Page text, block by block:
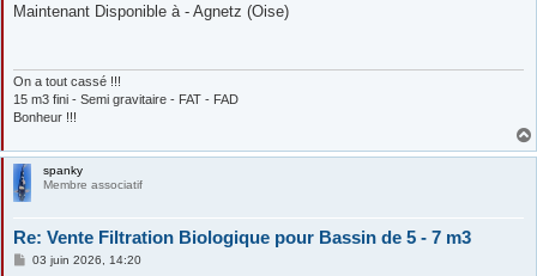
s
Maintenant Disponible à - Agnetz (Oise)
On a tout cassé !!!
15 m3 fini - Semi gravitaire - FAT - FAD
Bonheur !!!
spanky
Membre associatif
Re: Vente Filtration Biologique pour Bassin de 5 - 7 m3
M03 juin 2026, 14:20